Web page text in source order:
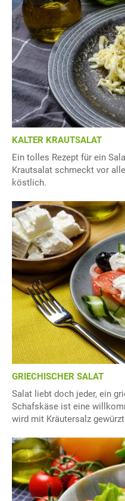
KALTER KRAUTSALAT
Ein tolles Rezept für ein
Krautsalat schmeckt vor
köstlich.
GRIECHISCHER SALAT
Salat liebt doch jeder, ein
Schafskäse ist eine
wird mit Kräutersalz